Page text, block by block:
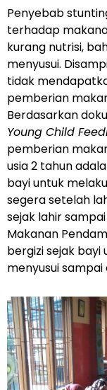
Penyebab
terhadap
kurang nutrisi,
menyusui.
tidak
pemberian
Berdasarkan
Young Child
pemberian
usia 2 tahun
bayi untuk
segera setelah
sejak lahir
Makanan
bergizi sejak bayi
menyusui